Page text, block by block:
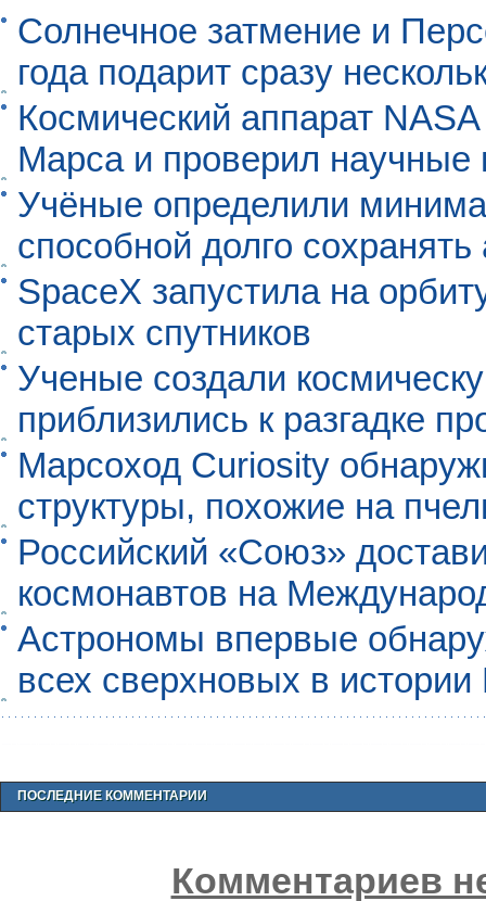
Солнечное затмение и
года подарит сразу
Космический аппарат
Марса и проверил научные
Учёные определили
способной долго
SpaceX запустила на
старых спутников
Ученые создали
приблизились к разгадке
Марсоход Curiosity
структуры, похожие на
Российский «Союз»
космонавтов на
Астрономы впервые
всех сверхновых в
ПОСЛЕДНИЕ КОММЕНТАРИИ
Комментариев